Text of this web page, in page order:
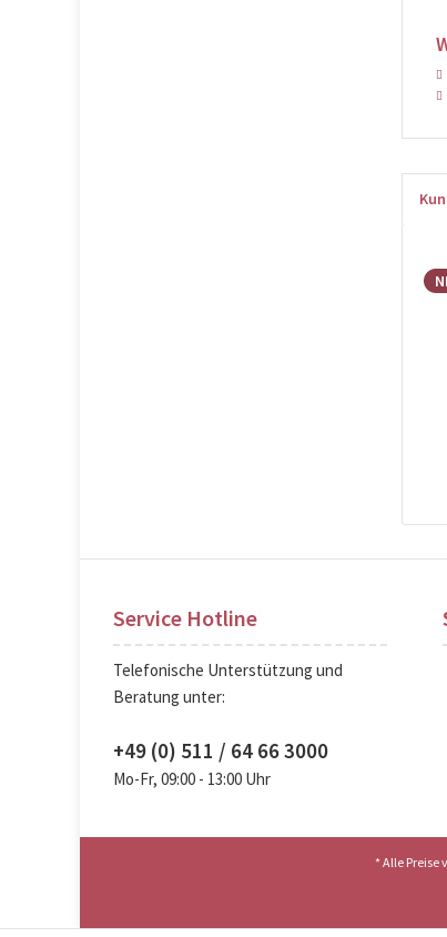
Service Hotline
Telefonische Unterstützung und
Beratung unter:
+49 (0) 511 / 64 66 3000
Mo-Fr, 09:00 - 13:00 Uhr
* Alle